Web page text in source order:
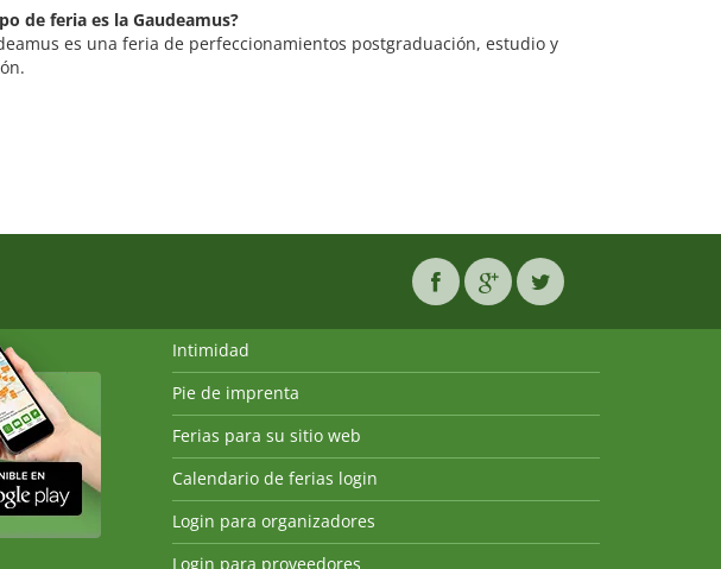
de feria es la Gaudeamus?
es una feria de perfeccionamientos postgraduación, estudio y
Intimidad
Pie de imprenta
Ferias para su sitio web
Calendario de ferias login
Login para organizadores
Login para proveedores